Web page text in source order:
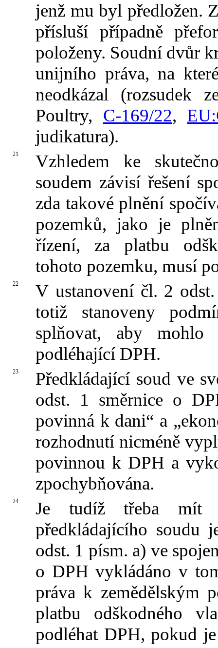
jenž mu byl předložen.
přísluší případně
položeny. Soudní dvůr
unijního práva, na
neodkázal (rozsudek
Poultry, C‑169/22,
judikatura).
21
Vzhledem ke
soudem závisí řešení
zda takové plnění
pozemků, jako je
řízení, za platbu
tohoto pozemku, musí
22
V ustanovení čl. 2
totiž stanoveny
splňovat, aby
podléhající DPH.
23
Předkládající soud ve
odst. 1 směrnice o
povinná k dani“ a
rozhodnutí nicméně
povinnou k DPH a
zpochybňována.
24
Je tudíž třeba mít
předkládajícího soudu
odst. 1 písm. a) ve
o DPH vykládáno v
práva k zemědělským
platbu odškodného
podléhat DPH, pokud